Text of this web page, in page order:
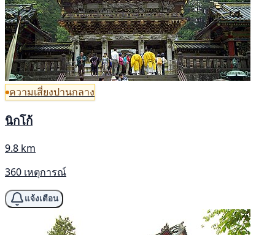
ความเสี่ยงปานกลาง
นิกโก้
9.8 km
360 เหตุการณ์
แจ้งเตือน